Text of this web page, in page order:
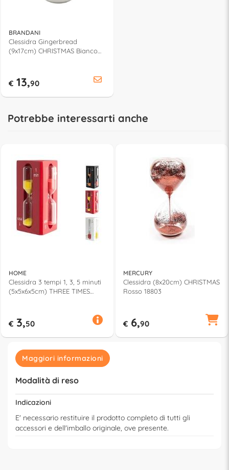
BRANDANI
Clessidra Gingerbread
(9x17cm) CHRISTMAS Bianco
€ 13,90
Potrebbe interessarti anche
HOME
Clessidra 3 tempi 1, 3, 5 minuti
(5x5x6x5cm) THREE TIMES
€ 3,50
MERCURY
Clessidra (8x20cm) CHRISTMAS
Rosso 18803
€ 6,90
Maggiori informazioni
Modalità di reso
Indicazioni
E' necessario restituire il prodotto completo di tutti gli
accessori e dell'imballo originale, ove presente.